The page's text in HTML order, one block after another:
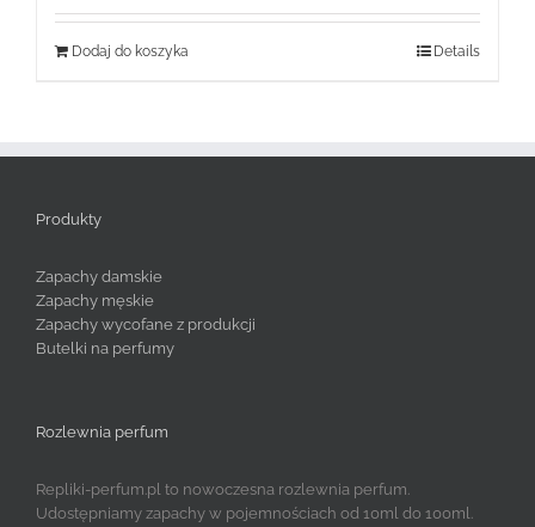
Dodaj do koszyka Details
Produkty
Zapachy damskie
Zapachy męskie
Zapachy wycofane z produkcji
Butelki na perfumy
Rozlewnia perfum
Repliki-perfum.pl to nowoczesna rozlewnia perfum.
Udostępniamy zapachy w pojemnościach od 10ml do 100ml.